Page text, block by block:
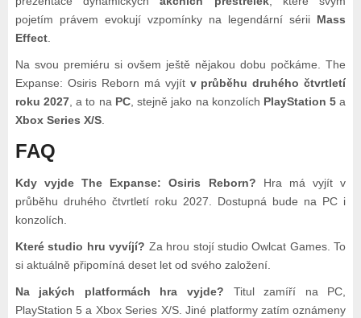
pojetím právem evokují vzpomínky na legendární sérii Mass
Effect.
Na svou premiéru si ovšem ještě nějakou dobu počkáme. The
Expanse: Osiris Reborn má vyjít v průběhu druhého čtvrtletí
roku 2027, a to na PC, stejně jako na konzolích PlayStation 5 a
Xbox Series X/S.
FAQ
Kdy vyjde The Expanse: Osiris Reborn? Hra má vyjít v
průběhu druhého čtvrtletí roku 2027. Dostupná bude na PC i
konzolích.
Které studio hru vyvíjí? Za hrou stojí studio Owlcat Games. To
si aktuálně připomíná deset let od svého založení.
Na jakých platformách hra vyjde? Titul zamíří na PC,
PlayStation 5 a Xbox Series X/S. Jiné platformy zatím oznámeny